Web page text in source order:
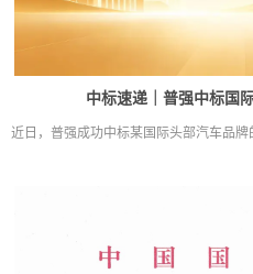
中标速递｜普强中标国
近日，普强成功中标某国际头部汽车品牌